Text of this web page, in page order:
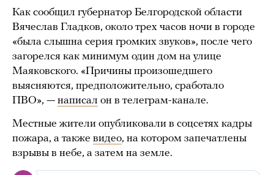
Как сообщил губернатор Белгородской области
Вячеслав Гладков, около трех часов ночи в городе
«была слышна серия громких звуков», после чего
загорелся как минимум один дом на улице
Маяковского. «Причины произошедшего
выясняются, предположительно, сработало
ПВО», — написал он в телеграм-канале.
Местные жители опубликовали в соцсетях кадры
пожара, а также видео, на котором запечатлены
взрывы в небе, а затем на земле.